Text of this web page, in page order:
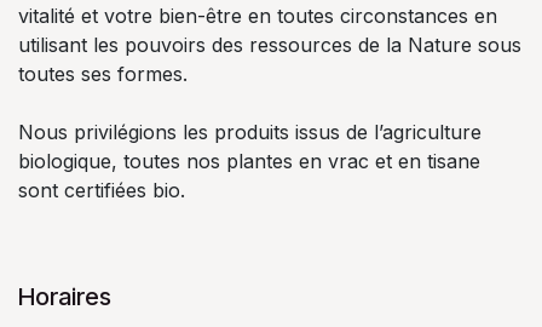
vitalité et votre bien-être en toutes circonstances en
utilisant les pouvoirs des ressources de la Nature sous
toutes ses formes.
Nous privilégions les produits issus de l’agriculture
biologique, toutes nos plantes en vrac et en tisane
sont certifiées bio.
Horaires